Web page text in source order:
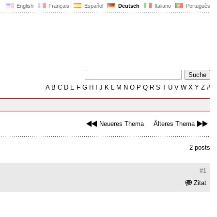
English Français Español Deutsch Italiano Português
AB C D E F G H J K L M N O P Q R S T U V W X Y Z #
Neueres Thema Älteres Thema
2 posts
#1
Zitat